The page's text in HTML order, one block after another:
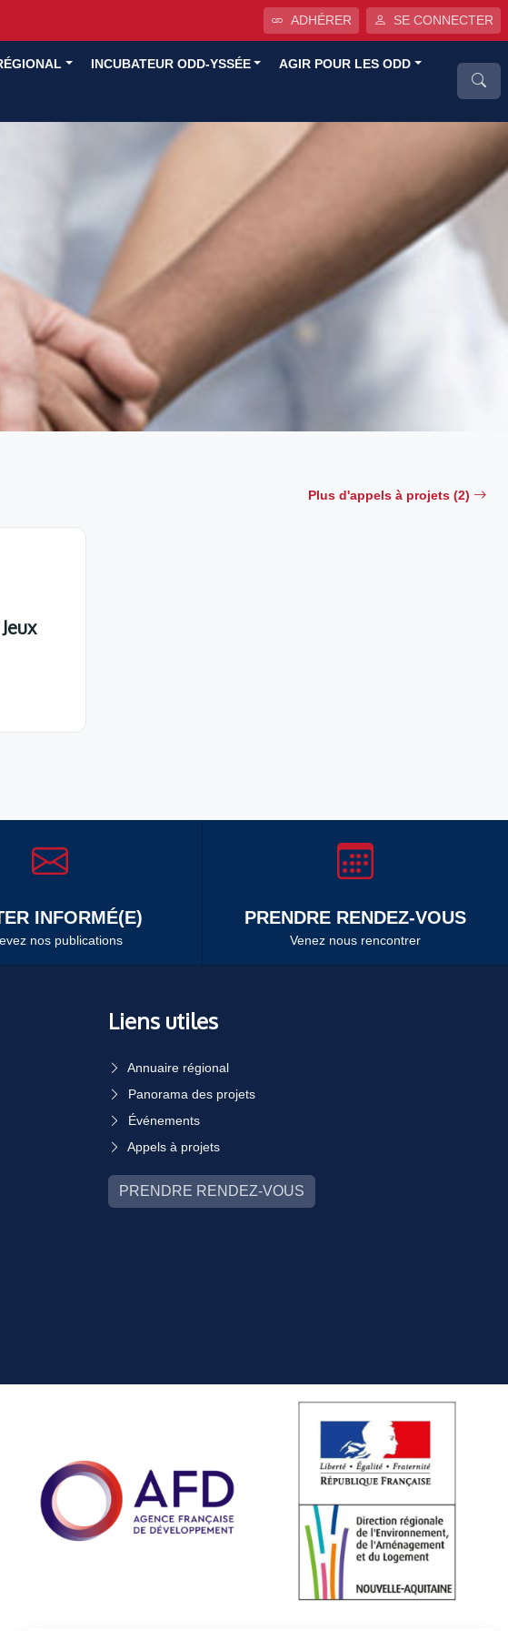
ADHÉRER SE CONNECTER
INCUBATEUR ODD-YSSÉE AGIR POUR LES ODD
Plus d'appels à projets (2)
INFORMÉ(E)
nos publications
PRENDRE RENDEZ-VOUS
Venez nous rencontrer
Liens utiles
Annuaire régional
Panorama des projets
Événements
Appels à projets
PRENDRE RENDEZ-VOUS